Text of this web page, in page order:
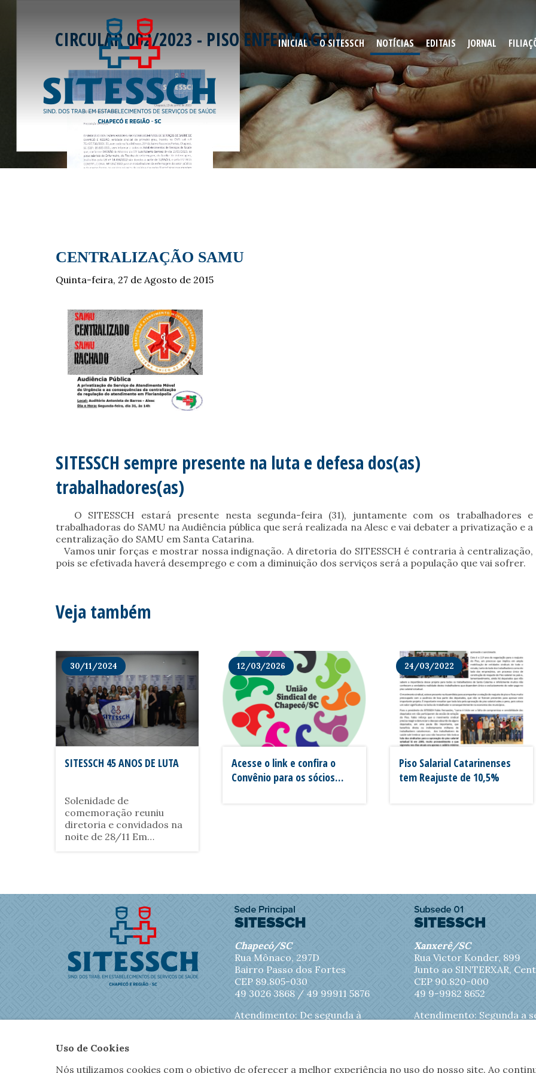
INICIAL O SITESSCH NOTÍCIAS EDITAIS JORNAL
CIRCULAR 002/2023 - PISO ENFERMAGEM
CENTRALIZAÇÃO SAMU
Quinta-feira, 27 de Agosto de 2015
SITESSCH sempre presente na luta e defesa dos(as)
trabalhadores(as)
O SITESSCH estará presente nesta segunda-feira (31), juntamente com os trabalhadores e
trabalhadoras do SAMU na Audiência pública que será realizada na Alesc e vai debater a privatização e a
centralização do SAMU em Santa Catarina.
Vamos unir forças e mostrar nossa indignação. A diretoria do SITESSCH é contraria à centralização,
pois se efetivada haverá desemprego e com a diminuição dos serviços será a população que vai sofrer.
Veja também
30/11/2024
SITESSCH 45 ANOS DE LUTA
Solenidade de
comemoração reuniu
diretoria e convidados na
noite de 28/11 Em
sindical realizou na noite
de 28 de novembro um
momento especial para
celebrar. Além dos
diretores, convidados
estiveram presentes para
recordar a trajetória de
luta e de trabalho em
atuação do Sindicato dos
Trabalhadores em......
12/03/2026
Acesse o link e confira o
Convênio para os sócios
24/03/2022
Piso Salarial Catarinenses
tem Reajuste de 10,5%
Chapecó/SC
Rua Mônaco, 297D
Bairro Passo dos Fortes
CEP 89.805-030
49 3026 3868 / 49 99911 5876
Atendimento: De segunda à
Xanxerê/SC
Rua Victor Konder, 899
Junto ao SINTERXAR,
CEP 90.820-000
49 9-9982 8652
Atendimento: Segunda a
Uso de Cookies
Nós utilizamos cookies com o objetivo de oferecer a melhor experiência no uso do nosso site. Ao